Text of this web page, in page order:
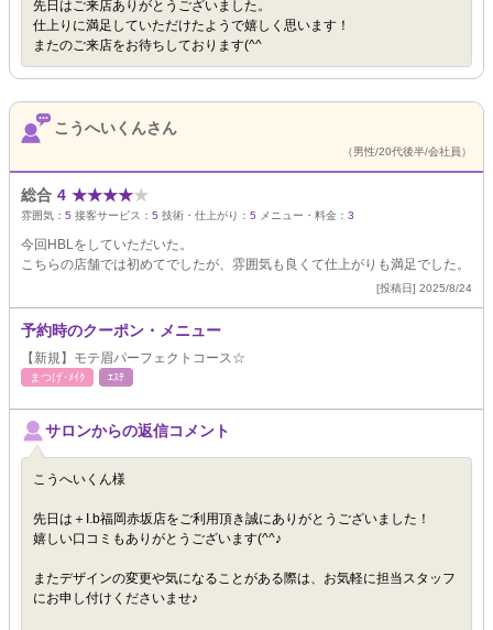
先日はご来店ありがとうございました。
仕上りに満足していただけたようで嬉しく思います！
またのご来店をお待ちしております(^^
こうへいくんさん
（男性/20代後半/会社員）
総合 4 ★★★★★
雰囲気： 5 接客サービス： 5 技術・仕上がり： 5 メニュー・料金： 3
今回HBLをしていただいた。
こちらの店舗では初めてでしたが、雰囲気も良くて仕上がりも満足でした。
[投稿日] 2025/8/24
予約時のクーポン・メニュー
【新規】モテ眉パーフェクトコース☆
まつげ･ﾒｲｸ ｴｽﾃ
サロンからの返信コメント
こうへいくん様
先日は＋I.b福岡赤坂店をご利用頂き誠にありがとうございました！
嬉しい口コミもありがとうございます(^^♪
またデザインの変更や気になることがある際は、お気軽に担当スタッフ
にお申し付けくださいませ♪